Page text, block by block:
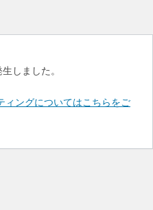
しました。
ィングについてはこちらをご